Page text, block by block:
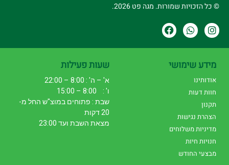
© כל הזכויות שמורות. מגה פט 2026.
מידע שימושי
אודותינו
חוות דעות
תקנון
הצהרת נגישות
מדיניות משלוחים
חנויות חיות
מבצעי החודש
שעות פעילות
א' – ה' : 8:00 – 22:00
ו' : 8:00 – 15:00
שבת : פתוחים במוצ"ש החל מ-
20 דקות
מצאת השבת ועד 23:00